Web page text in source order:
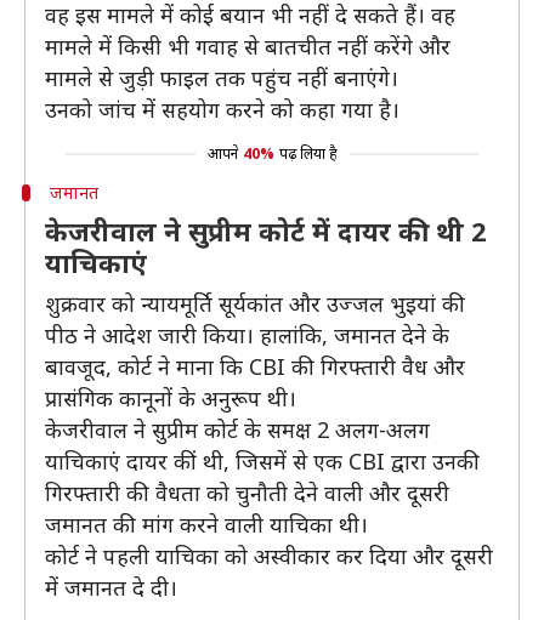
वह इस मामले में कोई बयान भी नहीं दे सकते हैं। वह
मामले में किसी भी गवाह से बातचीत नहीं करेंगे और
मामले से जुड़ी फाइल तक पहुंच नहीं बनाएंगे।
उनको जांच में सहयोग करने को कहा गया है।
आपने 40% पढ़ लिया है
जमानत
केजरीवाल ने सुप्रीम कोर्ट में दायर की थी 2
याचिकाएं
शुक्रवार को न्यायमूर्ति सूर्यकांत और उज्जल भुइयां की
पीठ ने आदेश जारी किया। हालांकि, जमानत देने के
बावजूद, कोर्ट ने माना कि CBI की गिरफ्तारी वैध और
प्रासंगिक कानूनों के अनुरूप थी।
केजरीवाल ने सुप्रीम कोर्ट के समक्ष 2 अलग-अलग
याचिकाएं दायर कीं थी, जिसमें से एक CBI द्वारा उनकी
गिरफ्तारी की वैधता को चुनौती देने वाली और दूसरी
जमानत की मांग करने वाली याचिका थी।
कोर्ट ने पहली याचिका को अस्वीकार कर दिया और दूसरी
में जमानत दे दी।